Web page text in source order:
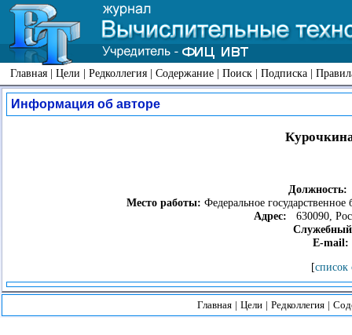
Главная | Цели | Редколлегия | Содержание | Поиск | Подписка |
Информация об авторе
Должность:
Место работы: Федеральное
Адрес: 630090,
E-mail:
[список
Главная | Цели | Редколлегия |